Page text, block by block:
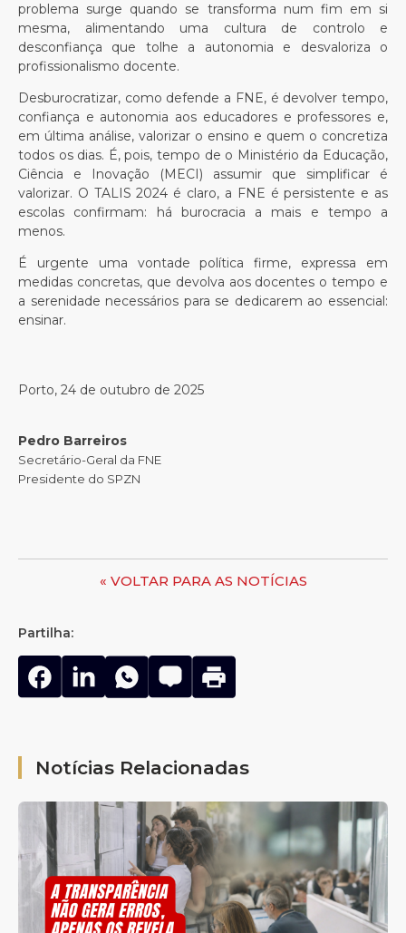
problema surge quando se transforma num fim em si
mesma, alimentando uma cultura de controlo e
desconfiança que tolhe a autonomia e desvaloriza o
profissionalismo docente.
Desburocratizar, como defende a FNE, é devolver tempo,
confiança e autonomia aos educadores e professores e,
em última análise, valorizar o ensino e quem o concretiza
todos os dias. É, pois, tempo de o Ministério da Educação,
Ciência e Inovação (MECI) assumir que simplificar é
valorizar. O TALIS 2024 é claro, a FNE é persistente e as
escolas confirmam: há burocracia a mais e tempo a
menos.
É urgente uma vontade política firme, expressa em
medidas concretas, que devolva aos docentes o tempo e
a serenidade necessários para se dedicarem ao essencial:
ensinar.
Porto, 24 de outubro de 2025
Pedro Barreiros
Secretário-Geral da FNE
Presidente do SPZN
« VOLTAR PARA AS NOTÍCIAS
Partilha:
Notícias Relacionadas